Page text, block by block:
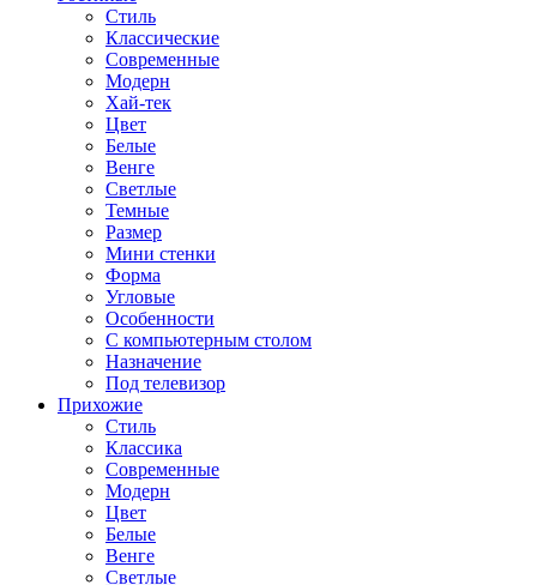
Стиль
Классические
Современные
Модерн
Хай-тек
Цвет
Белые
Венге
Светлые
Темные
Размер
Мини стенки
Форма
Угловые
Особенности
С компьютерным столом
Назначение
Под телевизор
Прихожие
Стиль
Классика
Современные
Модерн
Цвет
Белые
Венге
Светлые